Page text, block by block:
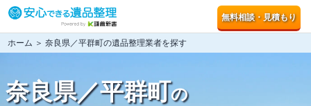
無料相談・見積もり
ホーム ＞ 奈良県／平群町の遺品整理業者を探す
奈良県／平群町の